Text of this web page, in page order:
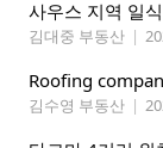
사우스 지역 일
김대중 부동산 |
Roofing
김수영 부동산 |